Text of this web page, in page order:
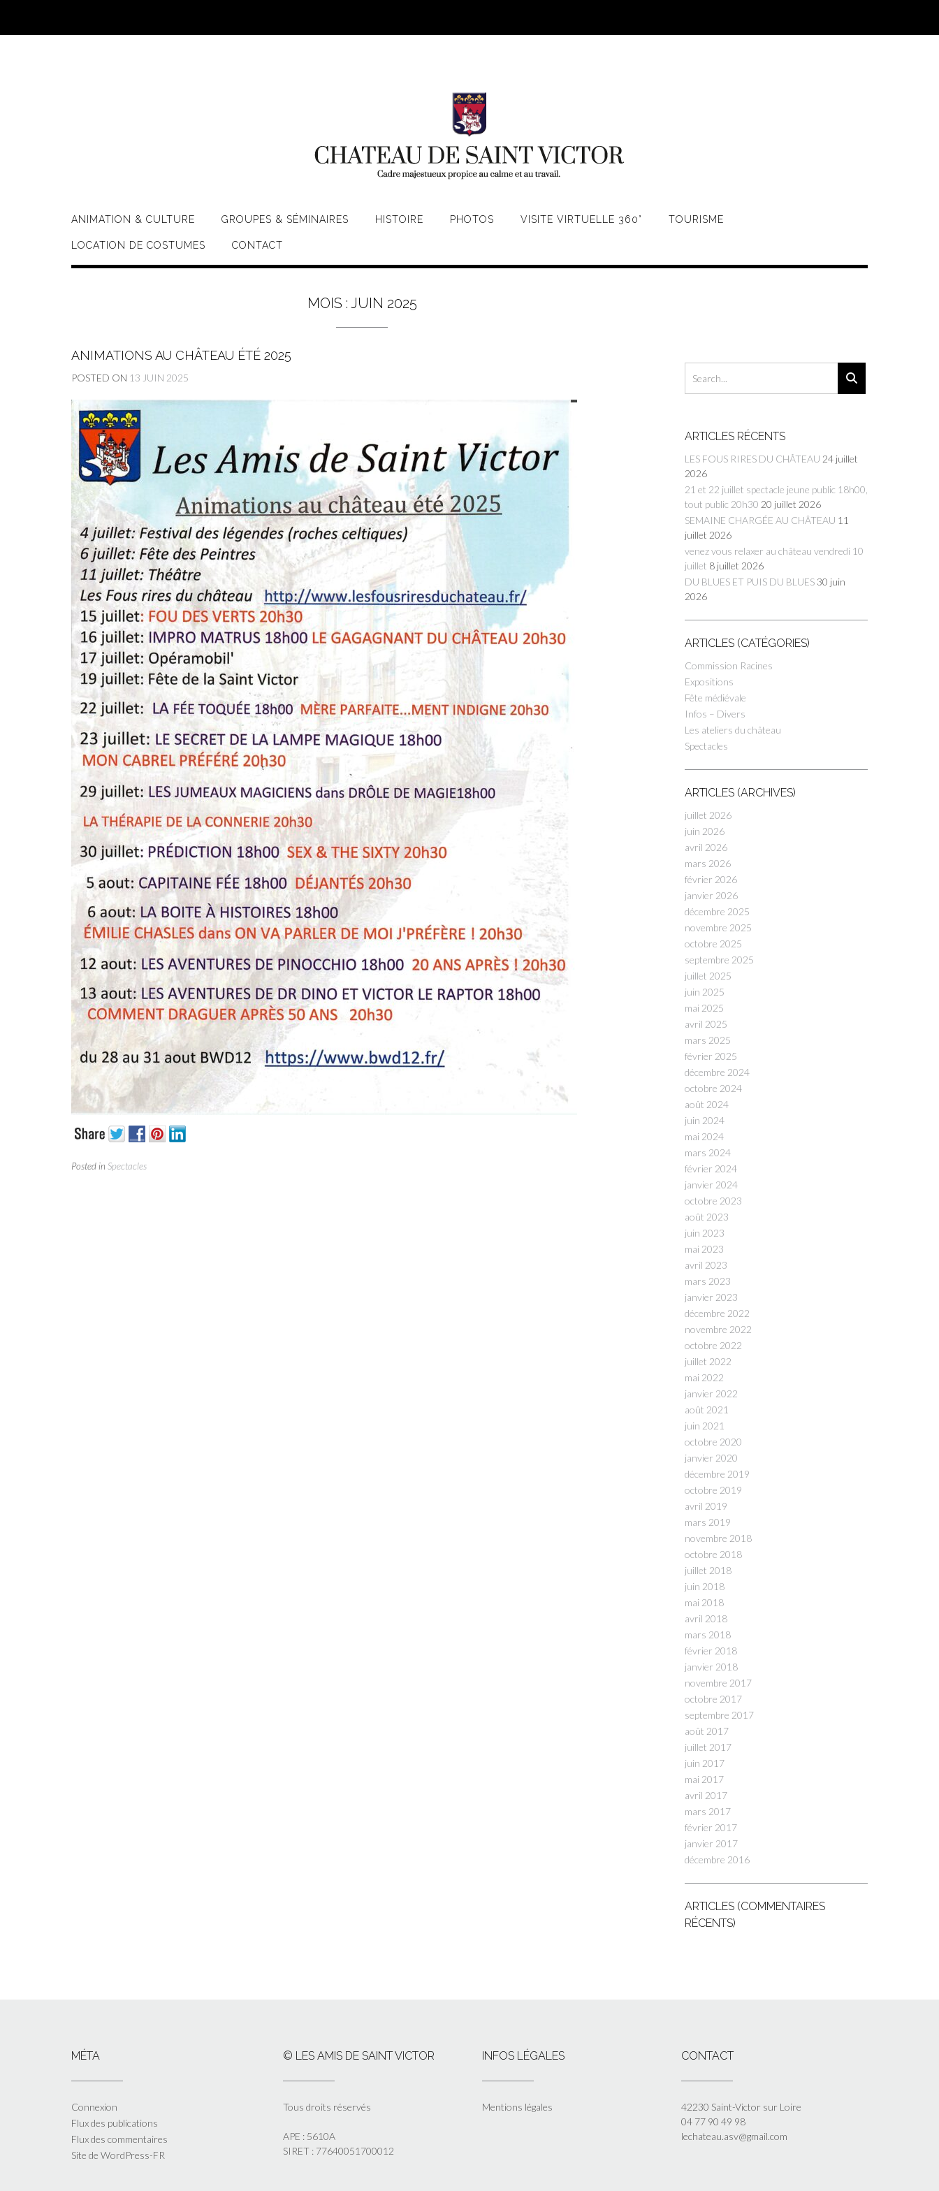
content
ANIMATION & CULTURE GROUPES & SÉMINAIRES HISTOIRE PHOTOS VISITE VIRTUELLE 360° TOURISME
LOCATION DE COSTUMES CONTACT
MOIS : JUIN 2025
ANIMATIONS AU CHÂTEAU ÉTÉ 2025
POSTED ON 13 JUIN 2025
Posted in Spectacles
ARTICLES RÉCENTS
LES FOUS RIRES DU CHÂTEAU 24 juillet
2026
21 et 22 juillet spectacle jeune public 18h00,
tout public 20h30 20 juillet 2026
SEMAINE CHARGÉE AU CHÂTEAU 11
juillet 2026
venez vous relaxer au château vendredi 10
juillet 8 juillet 2026
DU BLUES ET PUIS DU BLUES30 juin
2026
ARTICLES (CATÉGORIES)
Commission Racines
Expositions
Fête médiévale
Infos – Divers
Les ateliers du château
Spectacles
ARTICLES (ARCHIVES)
juillet 2026
juin 2026
avril 2026
mars 2026
février 2026
janvier 2026
décembre 2025
novembre 2025
octobre 2025
septembre 2025
juillet 2025
juin 2025
mai 2025
avril 2025
mars 2025
février 2025
décembre 2024
octobre 2024
août 2024
juin 2024
mai 2024
mars 2024
février 2024
janvier 2024
octobre 2023
août 2023
juin 2023
mai 2023
avril 2023
mars 2023
janvier 2023
décembre 2022
novembre 2022
octobre 2022
juillet 2022
mai 2022
janvier 2022
août 2021
juin 2021
octobre 2020
janvier 2020
décembre 2019
octobre 2019
avril 2019
mars 2019
novembre 2018
octobre 2018
juillet 2018
juin 2018
mai 2018
avril 2018
mars 2018
février 2018
janvier 2018
novembre 2017
octobre 2017
septembre 2017
août 2017
juillet 2017
juin 2017
mai 2017
avril 2017
mars 2017
février 2017
janvier 2017
décembre 2016
ARTICLES (COMMENTAIRES
RÉCENTS)
MÉTA
Connexion
Flux des publications
Flux des commentaires
Site de WordPress-FR
© LES AMIS DE SAINT VICTOR
Tous droits réservés
APE : 5610A
SIRET : 77640051700012
INFOS LÉGALES
Mentions légales
CONTACT
42230 Saint-Victor sur Loire
04 77 90 49 98
lechateau.asv@gmail.com